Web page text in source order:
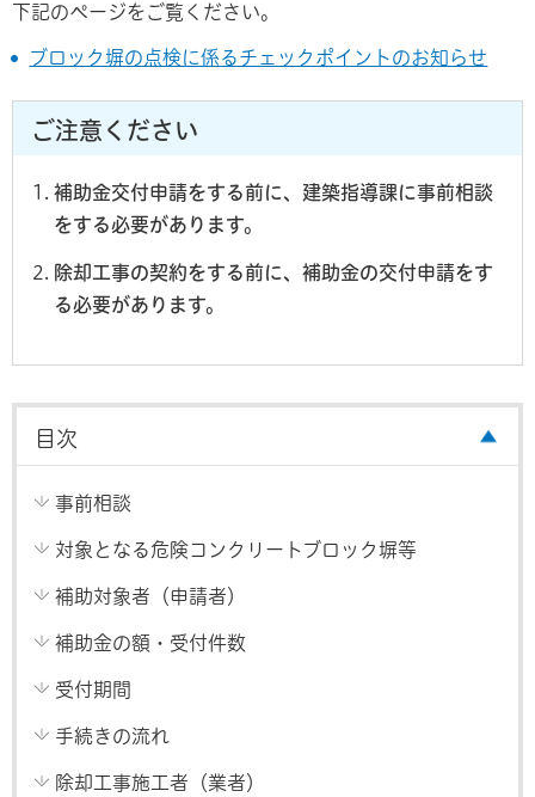
下記のページをご覧ください。
ブロック塀の点検に係るチェックポイントのお知らせ
ご注意ください
補助金交付申請をする前に、建築指導課に事前相談
をする必要があります。
除却工事の契約をする前に、補助金の交付申請をす
る必要があります。
目次
事前相談
対象となる危険コンクリートブロック塀等
補助対象者（申請者）
補助金の額・受付件数
受付期間
手続きの流れ
除却工事施工者（業者）